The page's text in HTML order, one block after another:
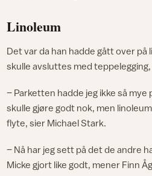
Linoleum
Det var da han hadde gått over
skulle avsluttes med
– Parketten hadde jeg ikke så mye
skulle gjøre godt nok, men
flyte, sier Michael Stark.
– Nå har jeg sett på det de andre
Micke gjort like godt, mener Finn